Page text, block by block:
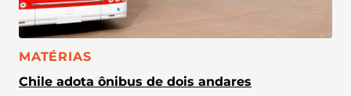
CATEGORIA:
MATÉRIAS
Chile adota ônibus de dois andares